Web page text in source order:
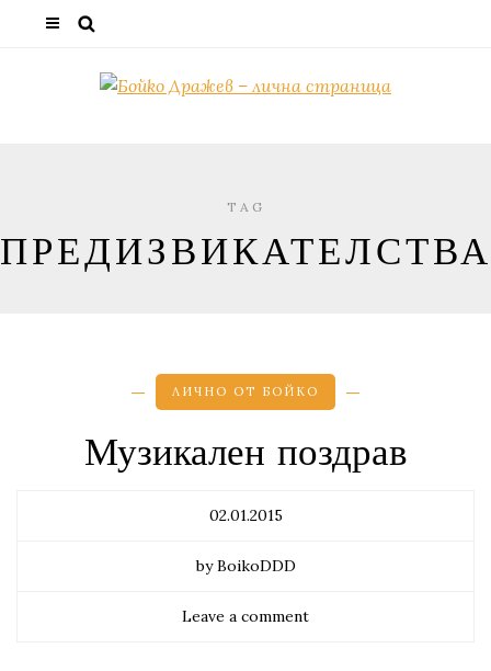
TAG
ПРЕДИЗВИКАТЕЛСТВА
ЛИЧНО ОТ БОЙКО
Музикален поздрав
02.01.2015
by BoikoDDD
Leave a comment